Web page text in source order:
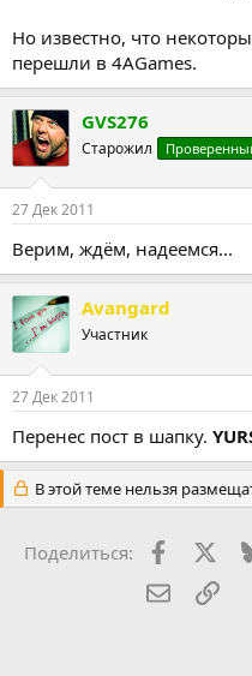
Но известно, что
перешли в 4АGames.
GVS276
Старожил
27 Дек 2011
Верим, ждём, надеемся...
Avangard
Участник
27 Дек 2011
Перенес пост в шапку.
В этой теме нельзя
Поделиться: Facebook
X